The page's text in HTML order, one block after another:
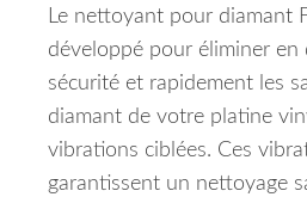
Le nettoyant pour diamant
développé pour éliminer en
sécurité et rapidement les
diamant de votre platine
vibrations ciblées. Ces
garantissent un nettoyage